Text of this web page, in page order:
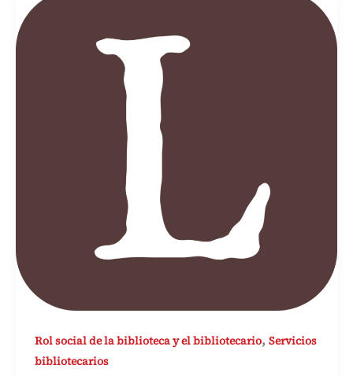
Rol social de la biblioteca y el bibliotecario, Servicios
bibliotecarios